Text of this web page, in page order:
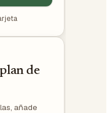
de
añade